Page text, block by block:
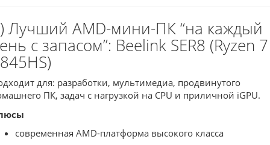
Лучший AMD-мини-ПК “на каждый
с запасом”: Beelink SER8 (Ryzen 7
для: разработки, мультимедиа, продвинутого
ПК, задач с нагрузкой на CPU и приличной iGPU.
современная AMD-платформа высокого класса